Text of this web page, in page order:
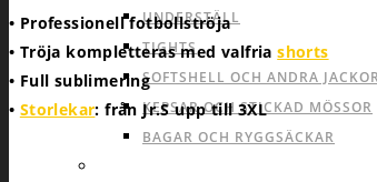
UNDERSTÄLL
TIGHTS
SOFTSHELL OCH ANDRA
KEPSAR OCH STICKAD MÖSSOR
BAGAR OCH RYGGSÄCKAR
• Professionell fotbollströja
• Tröja kompletteras med valfriashorts
• Full sublimering
• Storlekar: från Jr.S upp till 3XL